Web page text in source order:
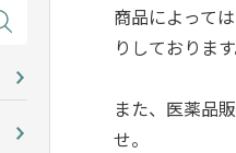
当店スタッフが贈る音声プロ
商品によって
りしております
また、医薬品
せ。